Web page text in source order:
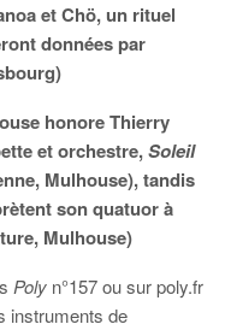
et Chö, un rituel
données par
honore Thierry
et orchestre,Soleil
Mulhouse), tandis
son quatuor à
Mulhouse)
Poly n°157 ou sur poly.fr
instruments de